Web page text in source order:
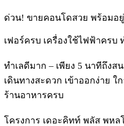
ด่วน! ขายคอนโดสวย พร้อมอ
เฟอร์ครบ เครื่องใช้ไฟฟ้าครบ
ทำเลดีมาก – เพียง 5 นาทีถึงส
เดินทางสะดวก เข้าออกง่าย
ร้านอาหารครบ
โครงการ เดอะคิทท์ พลัส พหล